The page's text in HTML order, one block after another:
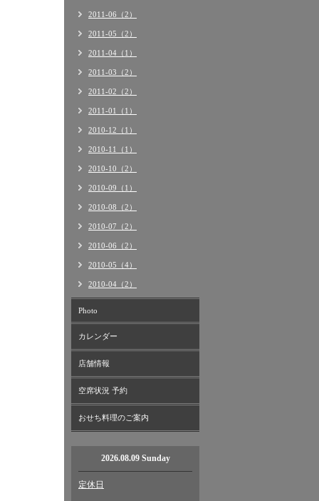
2011-06（2）
2011-05（2）
2011-04（1）
2011-03（2）
2011-02（2）
2011-01（1）
2010-12（1）
2010-11（1）
2010-10（2）
2010-09（1）
2010-08（2）
2010-07（2）
2010-06（2）
2010-05（4）
2010-04（2）
Photo
カレンダー
店舗情報
空席状況 予約
おせち料理のご案内
2026.08.09 Sunday
定休日